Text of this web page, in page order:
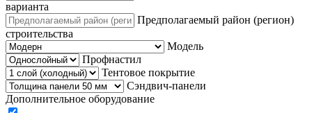
варианта
Предполагаемый район (регион)
строительства
Модель
Профнастил
Тентовое покрытие
Сэндвич-панели
Дополнительное оборудование